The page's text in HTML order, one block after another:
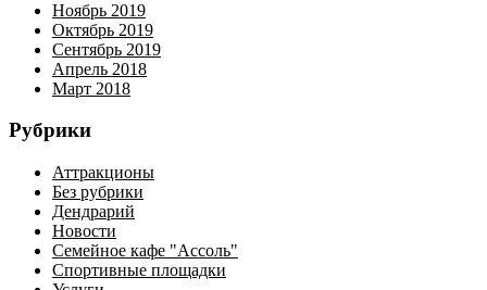
Ноябрь 2019
Октябрь 2019
Сентябрь 2019
Апрель 2018
Март 2018
Рубрики
Аттракционы
Без рубрики
Дендрарий
Новости
Семейное кафе "Ассоль"
Спортивные площадки